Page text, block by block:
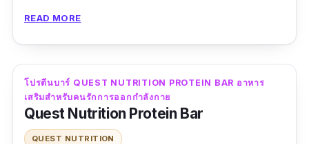
คาร์โบไฮเดรตทั้งหมด 17 กรัม
ใยอาหาร 2 กรัม
น้ำตาล 6 กรัม
โซเดียม 50 มิลลิกรัม
ข้อมูลเฉพาะ
11 กรัม, รสดาร์กช็อกโกแลต ให้โปรตีน 12 กรัม, รส
มัทฉะกับรสชินนามอน ให้โปรตีน 13 กรัม ชาววี
แกนและมังสวิรัติรับประทานได้
ข้อมูลเฉพาะ
รสชาติ :รสมิกซ์ฟรุ๊ต, รสดาร์คช็อกโกแลต, รสมัท
READ MORE
โปรตีนบาร์ QUEST NUTRITION PROTEIN BAR อาหาร
เสริมสำหรับคนรักการออกกำลังกาย
Quest Nutrition Protein Bar
QUEST NUTRITION